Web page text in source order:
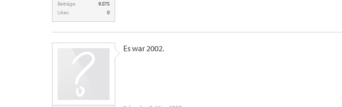
Beiträge:
9.075
Likes:
0
Es war 2002.